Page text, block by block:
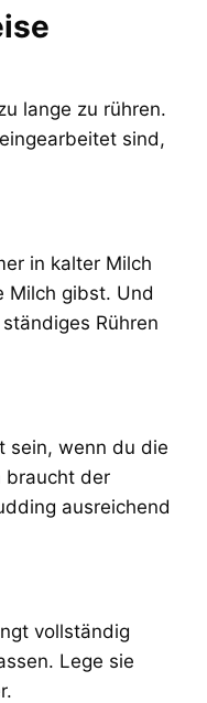
lange zu rühren.
sind,
in kalter Milch
Milch gibst. Und
Rühren
sein, wenn du die
braucht der
ausreichend
vollständig
Lege sie